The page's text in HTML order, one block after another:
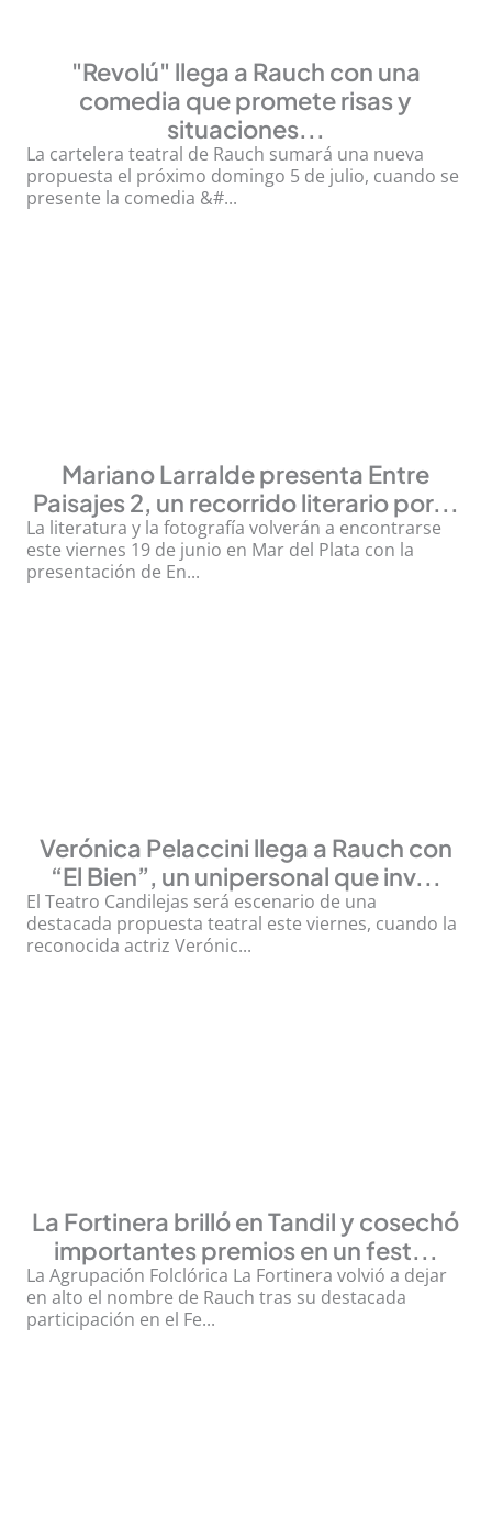
"Revolú" llega a Rauch con una
comedia que promete risas y
situaciones...
La cartelera teatral de Rauch sumará una nueva
propuesta el próximo domingo 5 de julio, cuando se
presente la comedia &#...
Mariano Larralde presenta Entre
Paisajes 2, un recorrido literario por...
La literatura y la fotografía volverán a encontrarse
este viernes 19 de junio en Mar del Plata con la
presentación de En...
Verónica Pelaccini llega a Rauch con
“El Bien”, un unipersonal que inv...
El Teatro Candilejas será escenario de una
destacada propuesta teatral este viernes, cuando la
reconocida actriz Verónic...
La Fortinera brilló en Tandil y cosechó
importantes premios en un fest...
La Agrupación Folclórica La Fortinera volvió a dejar
en alto el nombre de Rauch tras su destacada
participación en el Fe...